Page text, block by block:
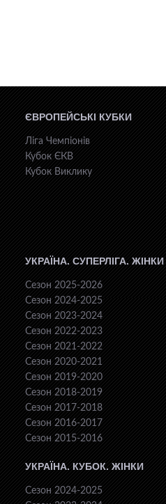
ЄВРОПЕЙСЬКІ КУБКИ
Ліга Чемпіонів
Кубок ЄКВ
Кубок Виклику
УКРАЇНА. СУПЕРЛІГА. ЖІНКИ
Сезон 2025-2026
Сезон 2024-2025
Сезон 2023-2024
Сезон 2022-2023
Сезон 2021-2022
Сезон 2020-2021
Сезон 2019-2020
Сезон 2018-2019
Сезон 2017-2018
Сезон 2016-2017
Сезон 2015-2016
УКРАЇНА. КУБОК. ЖІНКИ
Сезон 2024-2025